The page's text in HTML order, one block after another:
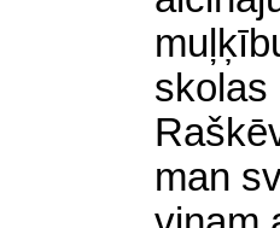
skolas
man